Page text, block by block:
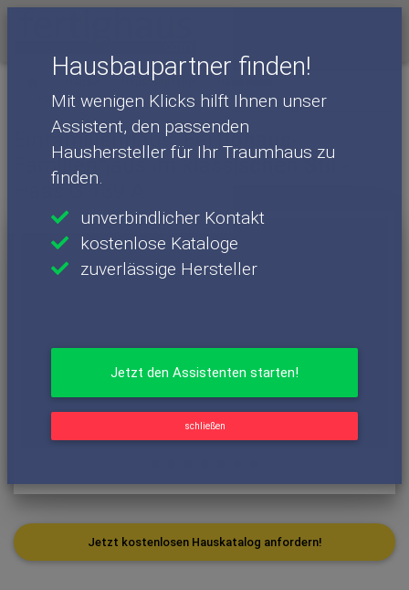
Hausbaupartner finden!
Mit wenigen Klicks hilft Ihnen unser
Assistent, den passenden
Haushersteller für Ihr Traumhaus zu
finden.
unverbindlicher Kontakt
kostenlose Kataloge
zuverlässige Hersteller
Jetzt den Assistenten starten!
schließen
Haushersteller
Haas Haus - Häuser
Haas G 139 A
Einfamilienhaus: Fertighaus-
Familienhaus im klassischen Stil -
Haas G 139 A
Jetzt kostenlosen Hauskatalog anfordern!